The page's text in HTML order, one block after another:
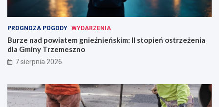
PROGNOZA POGODY WYDARZENIA
Burze nad powiatem gnieźnieńskim: II stopień ostrzeżenia
dla Gminy Trzemeszno
7 sierpnia 2026